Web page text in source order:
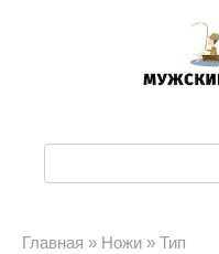
Главная » Ножи » Тип